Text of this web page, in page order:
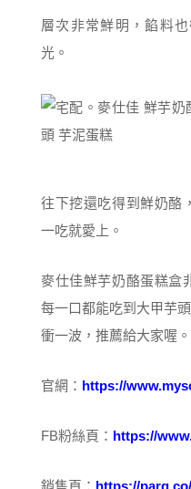
層次非常鮮明，餡料
光。
往下挖還吃得到鮮奶酪
一吃就愛上。
麥仕佳鮮芋奶酪蛋糕盒
每一口都能吃到大甲芋
衝一波，推薦給大家喔。
官網： https://
FB粉絲頁： https://
銷售頁： https://